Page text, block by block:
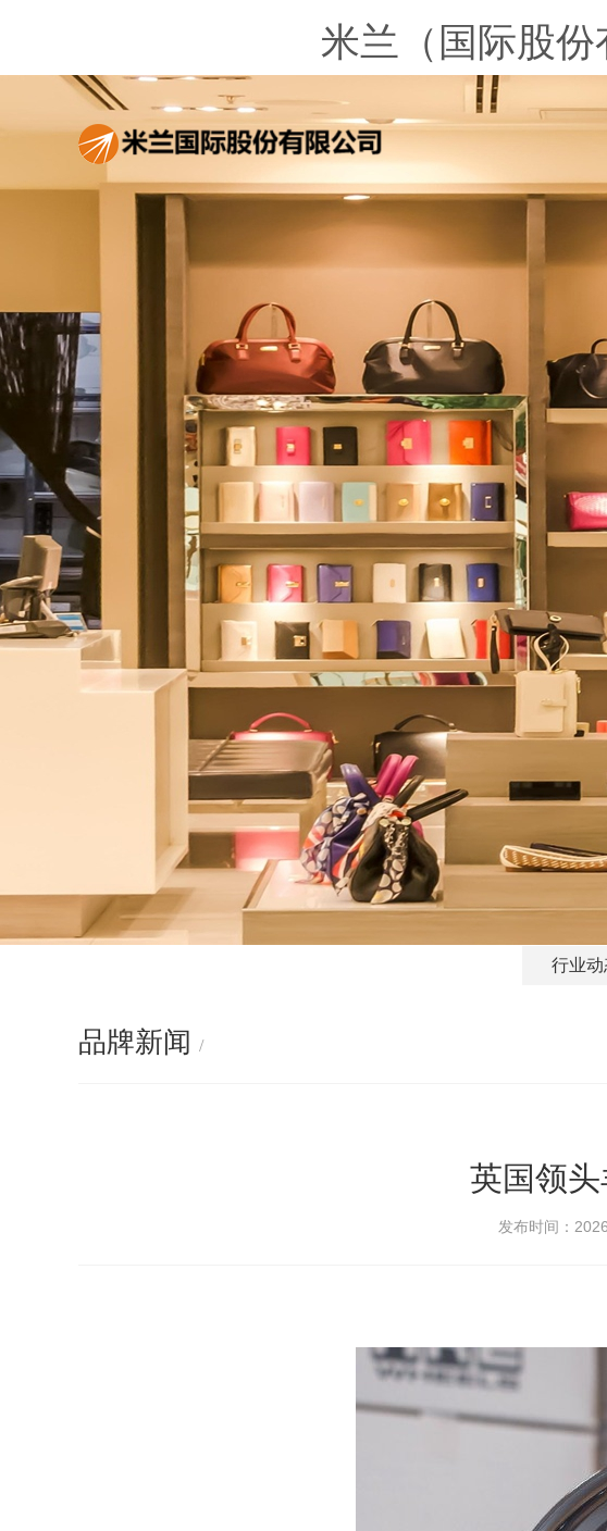
米兰（国际股份
行业动
品牌新闻 /
英国领
发布时间：